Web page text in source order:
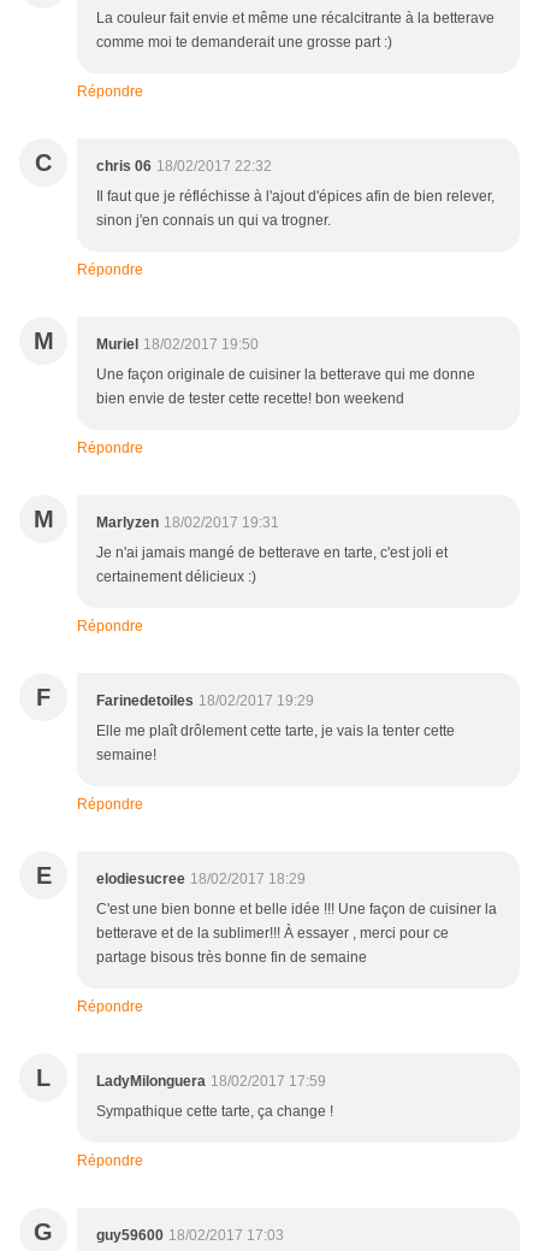
La couleur fait envie et même une récalcitrante à la betterave
comme moi te demanderait une grosse part :)
Répondre
C chris 06 18/02/2017 22:32
Il faut que je réfléchisse à l'ajout d'épices afin de bien relever,
sinon j'en connais un qui va trogner.
Répondre
M Muriel 18/02/2017 19:50
Une façon originale de cuisiner la betterave qui me donne
bien envie de tester cette recette! bon weekend
Répondre
M Marlyzen 18/02/2017 19:31
Je n'ai jamais mangé de betterave en tarte, c'est joli et
certainement délicieux :)
Répondre
F Farinedetoiles 18/02/2017 19:29
Elle me plaît drôlement cette tarte, je vais la tenter cette
semaine!
Répondre
E elodiesucree 18/02/2017 18:29
C'est une bien bonne et belle idée !!! Une façon de cuisiner la
betterave et de la sublimer!!! À essayer , merci pour ce
partage bisous très bonne fin de semaine
Répondre
L LadyMilonguera 18/02/2017 17:59
Sympathique cette tarte, ça change !
Répondre
G guy59600 18/02/2017 17:03